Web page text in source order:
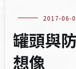
2017-06-
罐頭與
想像